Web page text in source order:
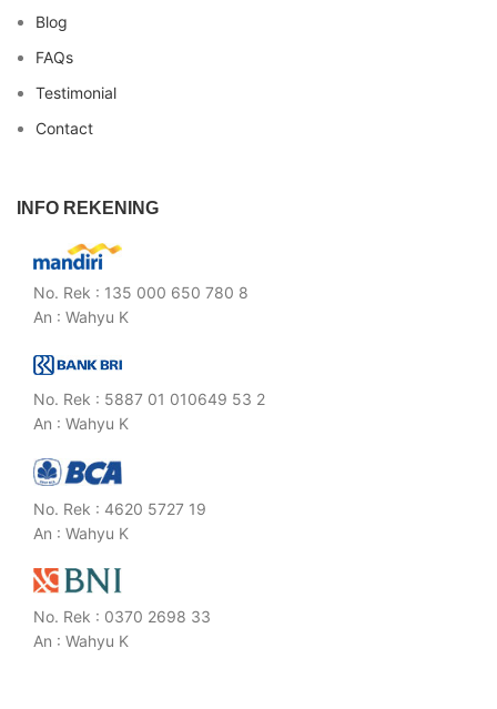
Blog
FAQs
Testimonial
Contact
INFO REKENING
No. Rek : 135 000 650 780 8
An : Wahyu K
No. Rek : 5887 01 010649 53 2
An : Wahyu K
No. Rek : 4620 5727 19
An : Wahyu K
No. Rek : 0370 2698 33
An : Wahyu K